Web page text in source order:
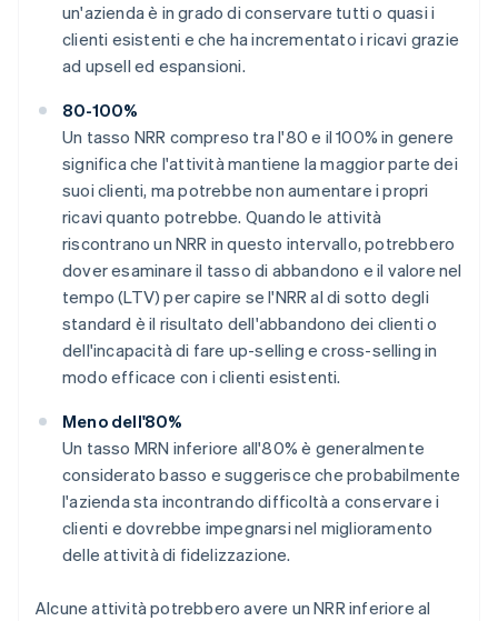
un'azienda è in grado di conservare tutti o quasi i
clienti esistenti e che ha incrementato i ricavi grazie
ad upsell ed espansioni.
80-100%
Un tasso NRR compreso tra l'80 e il 100% in genere
significa che l'attività mantiene la maggior parte dei
suoi clienti, ma potrebbe non aumentare i propri
ricavi quanto potrebbe. Quando le attività
riscontrano un NRR in questo intervallo, potrebbero
dover esaminare il tasso di abbandono e il valore nel
tempo (LTV) per capire se l'NRR al di sotto degli
standard è il risultato dell'abbandono dei clienti o
dell'incapacità di fare up-selling e cross-selling in
modo efficace con i clienti esistenti.
Meno dell'80%
Un tasso MRN inferiore all'80% è generalmente
considerato basso e suggerisce che probabilmente
l'azienda sta incontrando difficoltà a conservare i
clienti e dovrebbe impegnarsi nel miglioramento
delle attività di fidelizzazione.
Alcune attività potrebbero avere un NRR inferiore al